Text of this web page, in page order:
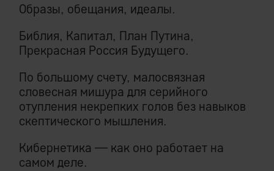
Образы, обещания, идеалы.
Библия, Капитал, План Путина,
Прекрасная Россия Будущего.
По большому счету, малосвязная
словесная мишура для серийного
отупления некрепких голов без навыков
скептического мышления.
Кибернетика — как оно работает на
самом деле.